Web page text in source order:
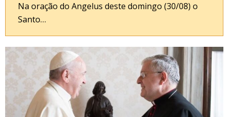
Na oração do Angelus deste domingo (30/08) o
Santo…